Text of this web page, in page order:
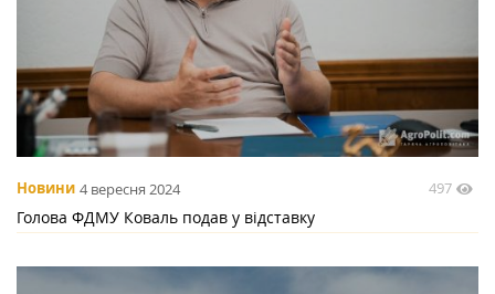
Новини 4 вересня 2024 497
Голова ФДМУ Коваль подав у відставку